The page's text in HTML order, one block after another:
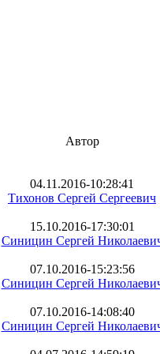
Автор
04.11.2016-10:28:41
Тихонов Сергей Сергеевич
15.10.2016-17:30:01
Синицин Сергей
07.10.2016-15:23:56
Синицин Сергей
07.10.2016-14:08:40
Синицин Сергей